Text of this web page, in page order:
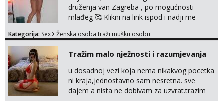
druženja van Zagreba , po mogućnosti
mlađeg 🥰 Klikni na link ispod i nadji me
Kategorija: Sex Ženska osoba traži mušku osobu
Tražim malo nježnosti i razumjevanja
u dosadnoj vezi koja nema nikakvog pocetka
ni kraja,jednostavno sam nesretna. sve
dajem a nista ne dobivam za uzvrat.trazim